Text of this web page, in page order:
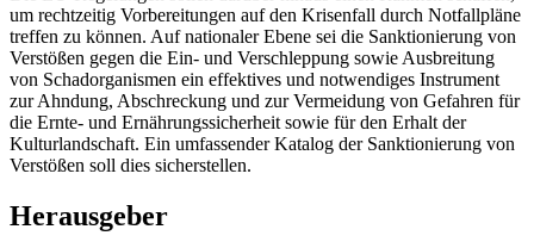
um rechtzeitig Vorbereitungen auf den Krisenfall durch Notfallpläne
treffen zu können. Auf nationaler Ebene sei die Sanktionierung von
Verstößen gegen die Ein- und Verschleppung sowie Ausbreitung
von Schadorganismen ein effektives und notwendiges Instrument
zur Ahndung, Abschreckung und zur Vermeidung von Gefahren für
die Ernte- und Ernährungssicherheit sowie für den Erhalt der
Kulturlandschaft. Ein umfassender Katalog der Sanktionierung von
Verstößen soll dies sicherstellen.
Herausgeber